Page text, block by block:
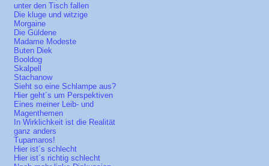
unter den Tisch fallen
Die kluge und witzige
Morgaine
Die Güldene
Madame Modeste
Buten Diek
Booldog
Skalpell
Stachanow
Sieht so eine Schlampe aus?
Hier geht´s um Perspektiven
Eines meiner Leib- und
Magenthemen
In Wirklichkeit ist die Realität
ganz anders
Tupamaros!
Hier ist´s schlecht
Hier ist´s richtig schlecht